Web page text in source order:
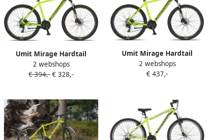
Umit Mirage Hardtail
Mountainbike 27.5 Inch 50
cm Unisex 21V Hydraulische
2 webshops
€ 394,- € 328,-
Umit Mirage Hardtail
Mountainbike 29 Inch 50
cm Unisex 21V Hydraulische
2 webshops
€ 437,-